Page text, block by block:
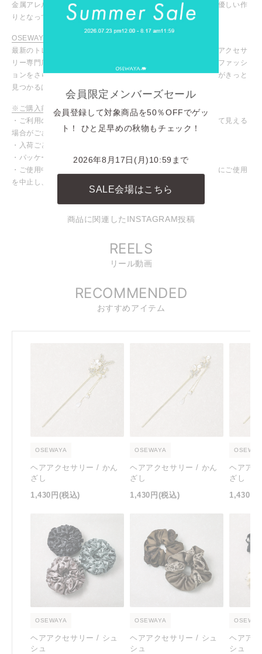
金属アレルギーが起こりにくいニッケルフリー仕様で、お肌に優しい作
りとなっています。
OSEWAYA / オセワヤ
最新のトレンドアイテムからマストなデイリーアイテムまで、アクセサ
リー専門店ならではの豊富な商品ラインナップ！お気に入りのファッシ
ョンをさらに引き立ててくれる、あなたにピッタリのアイテムがきっと
見つかるはず！
※ご購入前に必ずご確認ください
・ご利用のモニターや設定により、実際の商品と色味が異なって見える
場合がございます。
・入荷ごとに色味や仕様が変わる場合がございます。
・パッケージや台紙等が変わる場合がございます。
・ご使用中、皮膚にかゆみや腫れなど異常を感じた場合は直ちにご使用
を中止し、専門医にご相談ください。
INSTAGRAM
商品に関連したINSTAGRAM投稿
REELS
リール動画
RECOMMENDED
おすすめアイテム
OSEWAYA
ヘアアクセサリー / かん
ざし
1,430円 (税込)
OSEWAYA
ヘアアクセサリー / かん
ざし
1,430円 (税込)
ヘアア
ざし
1,430円
OSEWAYA
ヘアアクセサリー / シュ
シュ
OSEWAYA
ヘアアクセサリー / シュ
シュ
ヘアア
シュ
会員限定メンバーズセール
会員登録して対象商品を50％OFFでゲッ
ト！ ひと足早めの秋物もチェック！
2026年8月17日(月)10:59まで
SALE会場はこちら